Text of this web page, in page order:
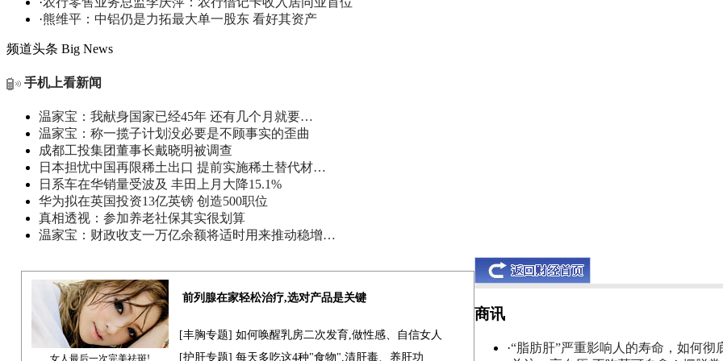
·熊维平：中铝仍是力拓最大单一股东 看好其资产
频道头条 Big News
手机上看新闻
温家宝：我献身国家已经45年 还有几个月就要…
温家宝：称一揽子计划没必要是不顾事实的歪曲
成都工投集团董事长戴晓明被调查
日本担忧中国再限稀土出口 提前实施稀土替代材…
日系车在华销量受波及 丰田上月大降15.1%
华为拟在英国投资13亿英镑 创造500职位
真相透视：参加养老社保其实很划算
温家宝：财政收支一万亿余额将适时用来推动稳增…
前列腺在家轻松治疗,选对产品是关键
[丰胸专题] 如何唤醒乳房二次发育,做性感、自信女人
[护肝专题] 每天多吃这4种"食物",清肝毒、养肝功
商讯
·“脂肪肝”严重影响人的寿命，如何彻